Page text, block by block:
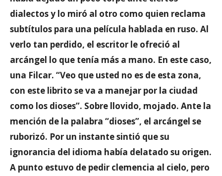
dialectos y lo miró al otro como quien reclama
subtítulos para una película hablada en ruso. Al
verlo tan perdido, el escritor le ofreció al
arcángel lo que tenía más a mano. En este caso,
una Filcar. “Veo que usted no es de esta zona,
con este librito se va a manejar por la ciudad
como los dioses”. Sobre llovido, mojado. Ante la
mención de la palabra “dioses”, el arcángel se
ruborizó. Por un instante sintió que su
ignorancia del idioma había delatado su origen.
A punto estuvo de pedir clemencia al cielo, pero